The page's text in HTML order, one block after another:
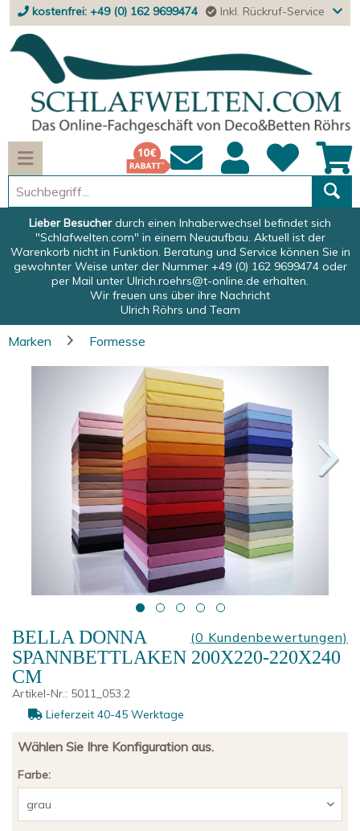
kostenfrei: +49 (0) 162 9699474 Inkl. Rückruf-Service
Lieber Besucherdurch einen Inhaberwechsel befindet sich
"Schlafwelten.com" in einem Neuaufbau. Aktuell ist der
Warenkorb nicht in Funktion. Beratung und Service können Sie in
gewohnter Weise unter der Nummer +49 (0) 162 9699474 oder
per Mail unter Ulrich.roehrs@t-online.de erhalten.
Wir freuen uns über ihre Nachricht
Ulrich Röhrs und Team
Marken Formesse
(0 Kundenbewertungen)
BELLA DONNA
SPANNBETTLAKEN 200X220-220X240
CM
Artikel-Nr.: 5011_053.2
Lieferzeit 40-45 Werktage
Wählen Sie Ihre Konfiguration aus.
Farbe: